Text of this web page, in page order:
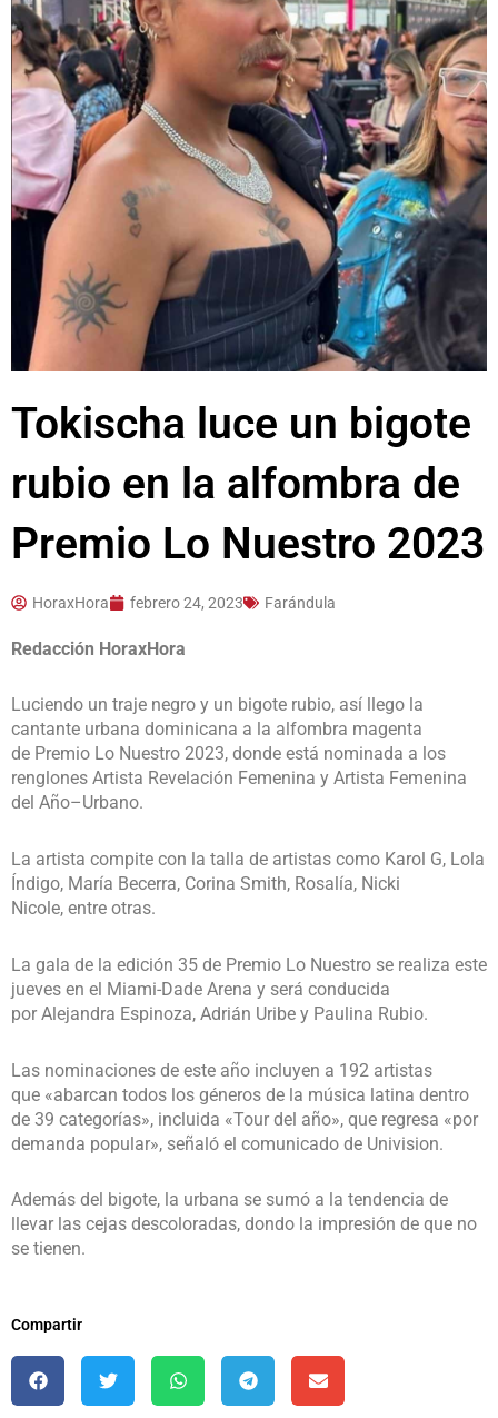
Tokischa luce un bigote
rubio en la alfombra de
Premio Lo Nuestro 2023
HoraxHora febrero 24, 2023 Farándula
Redacción HoraxHora
Luciendo un traje negro y un bigote rubio, así llego la
cantante urbana dominicana a la alfombra magenta
de Premio Lo Nuestro 2023, donde está nominada a los
renglones Artista Revelación Femenina y Artista Femenina
del Año–Urbano.
La artista compite con la talla de artistas como Karol G, Lola
Índigo, María Becerra, Corina Smith, Rosalía, Nicki
Nicole, entre otras.
La gala de la edición 35 de Premio Lo Nuestro se realiza este
jueves en el Miami-Dade Arena y será conducida
por Alejandra Espinoza, Adrián Uribe y Paulina Rubio.
Las nominaciones de este año incluyen a 192 artistas
que «abarcan todos los géneros de la música latina dentro
de 39 categorías», incluida «Tour del año», que regresa «por
demanda popular», señaló el comunicado de Univision.
Además del bigote, la urbana se sumó a la tendencia de
llevar las cejas descoloradas, dondo la impresión de que no
se tienen.
Compartir